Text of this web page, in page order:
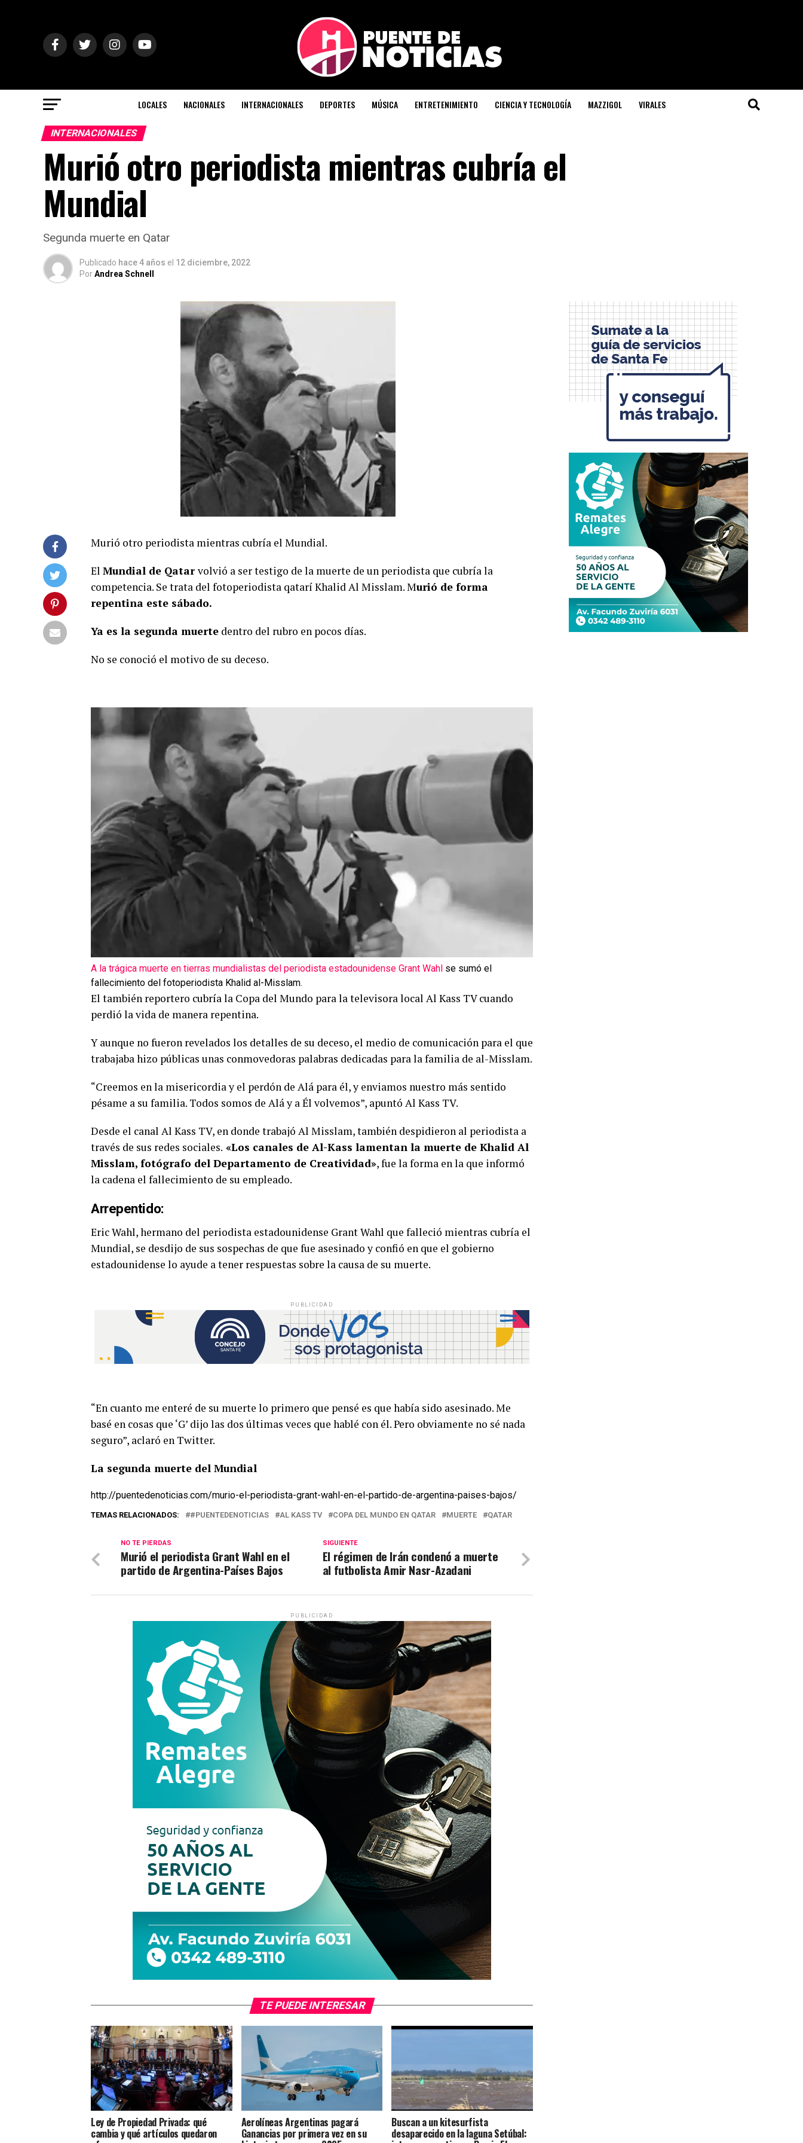
LOCALES NACIONALES INTERNACIONALES DEPORTES MÚSICA ENTRETENIMIENTO CIENCIA Y TECNOLOGÍA MAZZIGOL VIRALES
INTERNACIONALES
Murió otro periodista mientras cubría el
Mundial
Segunda muerte en Qatar
Publicado hace 4 años el 12 diciembre, 2022
PorAndrea Schnell
Murió otro periodista mientras cubría el Mundial.
El Mundial de Qatar volvió a ser testigo de la muerte de un periodista que cubría la
competencia. Se trata del fotoperiodista qatarí Khalid Al Misslam. Murió de forma
repentina este sábado.
Ya es la segunda muerte dentro del rubro en pocos días.
No se conoció el motivo de su deceso.
A la trágica muerte en tierras mundialistas del periodista estadounidense Grant Wahl se sumó el
fallecimiento del fotoperiodista Khalid al-Misslam.
El también reportero cubría la Copa del Mundo para la televisora local Al Kass TV cuando
perdió la vida de manera repentina.
Y aunque no fueron revelados los detalles de su deceso, el medio de comunicación para el que
trabajaba hizo públicas unas conmovedoras palabras dedicadas para la familia de al-Misslam.
“Creemos en la misericordia y el perdón de Alá para él, y enviamos nuestro más sentido
pésame a su familia. Todos somos de Alá y a Él volvemos”, apuntó Al Kass TV.
Desde el canal Al Kass TV, en donde trabajó Al Misslam, también despidieron al periodista a
través de sus redes sociales. «Los canales de Al-Kass lamentan la muerte de Khalid Al
Misslam, fotógrafo del Departamento de Creatividad», fue la forma en la que informó
la cadena el fallecimiento de su empleado.
Arrepentido:
Eric Wahl, hermano del periodista estadounidense Grant Wahl que falleció mientras cubría el
Mundial, se desdijo de sus sospechas de que fue asesinado y confió en que el gobierno
estadounidense lo ayude a tener respuestas sobre la causa de su muerte.
PUBLICIDAD
“En cuanto me enteré de su muerte lo primero que pensé es que había sido asesinado. Me
basé en cosas que ‘G’ dijo las dos últimas veces que hablé con él. Pero obviamente no sé nada
seguro”, aclaró en Twitter.
La segunda muerte del Mundial
http://puentedenoticias.com/murio-el-periodista-grant-wahl-en-el-partido-de-argentina-paises-bajos/
TEMAS RELACIONADOS: #PUENTEDENOTICIAS AL KASS TV COPA DEL MUNDO EN QATAR MUERTE QATAR
SIGUIENTE
El régimen de Irán condenó a muerte
al futbolista Amir Nasr-Azadani
NO TE PIERDAS
Murió el periodista Grant Wahl en el
partido de Argentina-Países Bajos
PUBLICIDAD
TE PUEDE INTERESAR
Ley de Propiedad Privada: qué
cambia y qué artículos quedaron
Aerolíneas Argentinas pagará
Ganancias por primera vez en su
Buscan a un kitesurfista
desaparecido en la laguna Setúbal: